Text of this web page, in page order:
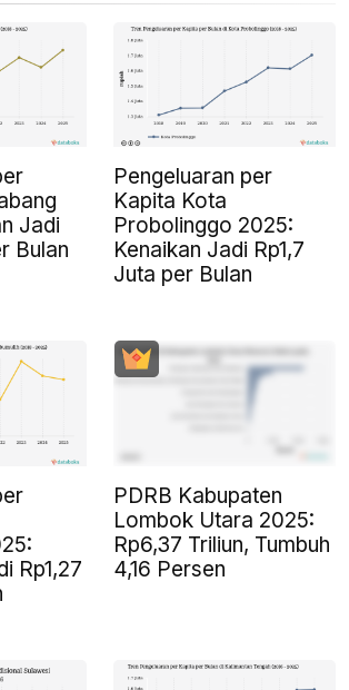
Jadi
Bulan
Pengeluaran per
Kapita Kota
Probolinggo 2025:
Kenaikan Jadi Rp1,7
Juta per Bulan
Rp1,27
PDRB Kabupaten
Lombok Utara 2025:
Rp6,37 Triliun, Tumbuh
4,16 Persen